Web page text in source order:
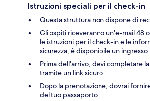
Istruzioni speciali per il check-in
Questa struttura non dispone di
Gli ospiti riceveranno un'e-mail 48
le istruzioni per il check-in e le
sicurezza; è disponibile un ingresso
Prima dell'arrivo, devi completare
tramite un link sicuro
Dopo la prenotazione, dovrai
del tuo passaporto.